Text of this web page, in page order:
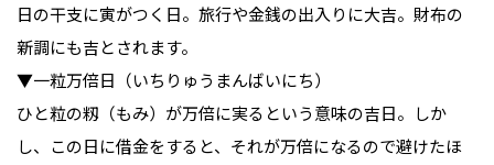
日の干支に寅がつく日。旅行や金銭の出入りに大吉。財布の
新調にも吉とされます。
▼一粒万倍日（いちりゅうまんばいにち）
ひと粒の籾（もみ）が万倍に実るという意味の吉日。しか
し、この日に借金をすると、それが万倍になるので避けたほ